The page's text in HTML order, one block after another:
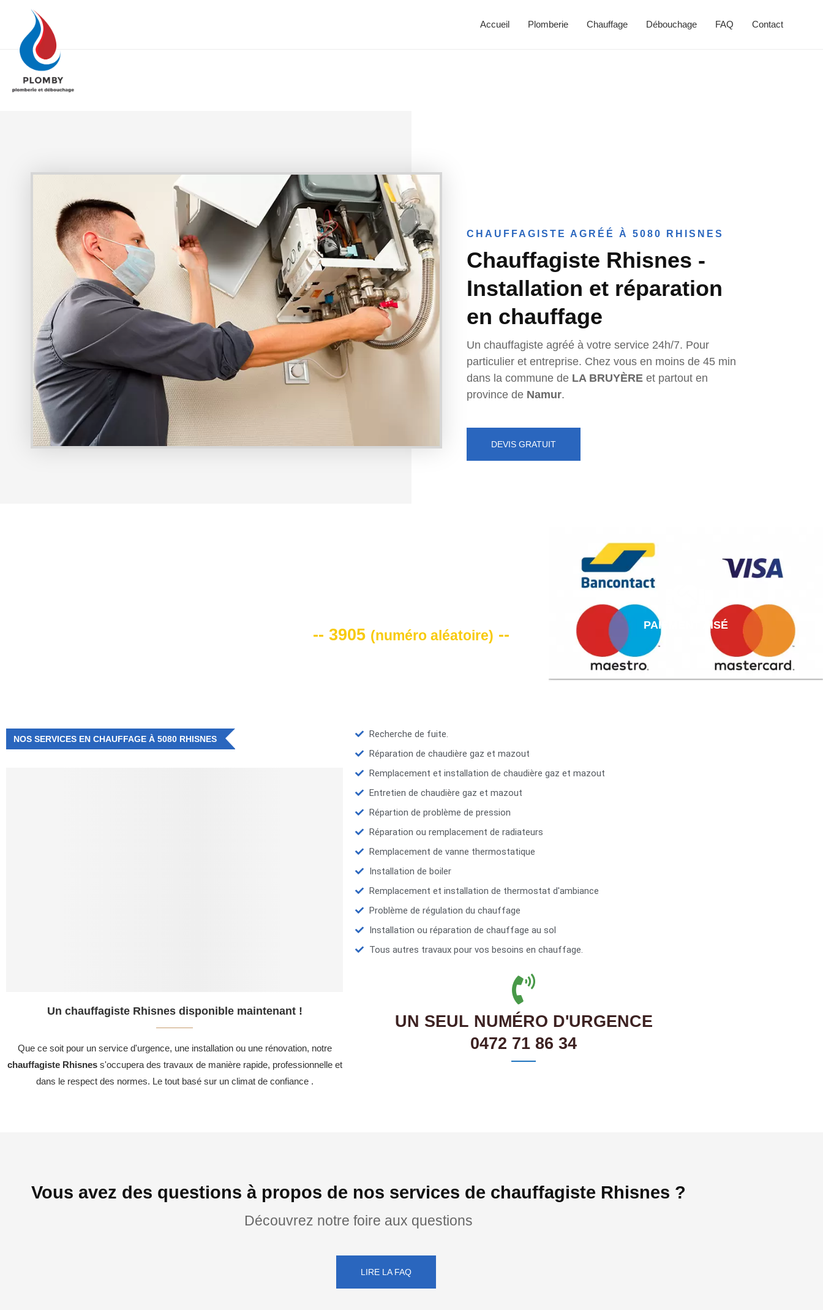
Accueil Plomberie Chauffage Débouchage FAQ Contact
CHAUFFAGISTE AGRÉÉ À 5080 RHISNES
Chauffagiste Rhisnes -
Installation et réparation
en chauffage
Un chauffagiste agréé à votre service 24h/7. Pour
particulier et entreprise. Chez vous en moins de 45 min
dans la commune de LA BRUYÈRE et partout en
province de Namur.
DEVIS GRATUIT
-- 3905 (numéro aléatoire) --
PAIEMENT AISÉ
NOS SERVICES EN CHAUFFAGE À 5080 RHISNES
Un chauffagiste Rhisnes disponible maintenant !
Que ce soit pour un service d'urgence, une installation ou une rénovation, notre
chauffagiste Rhisness'occupera des travaux de manière rapide, professionnelle et
dans le respect des normes. Le tout basé sur un climat de confiance .
Recherche de fuite.
Réparation de chaudière gaz et mazout
Remplacement et installation de chaudière gaz et mazout
Entretien de chaudière gaz et mazout
Répartion de problème de pression
Réparation ou remplacement de radiateurs
Remplacement de vanne thermostatique
Installation de boiler
Remplacement et installation de thermostat d'ambiance
Problème de régulation du chauffage
Installation ou réparation de chauffage au sol
Tous autres travaux pour vos besoins en chauffage.
UN SEUL NUMÉRO D'URGENCE
0472 71 86 34
Vous avez des questions à propos de nos services de chauffagiste Rhisnes ?
Découvrez notre foire aux questions
LIRE LA FAQ